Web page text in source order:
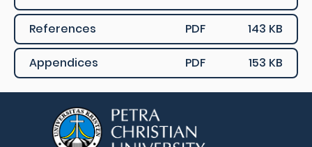
References PDF 143 KB
Appendices PDF 153 KB